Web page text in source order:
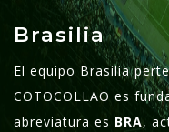
Brasilia
El equipo Brasilia
COTOCOLLAO es
abreviatura es BRA,